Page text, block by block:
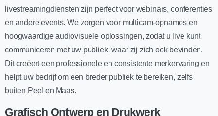
livestreamingdiensten zijn perfect voor webinars, conferenties
en andere events. We zorgen voor multicam-opnames en
hoogwaardige audiovisuele oplossingen, zodat u live kunt
communiceren met uw publiek, waar zij zich ook bevinden.
Dit creëert een professionele en consistente merkervaring en
helpt uw bedrijf om een breder publiek te bereiken, zelfs
buiten Peel en Maas.
Grafisch Ontwerp en Drukwerk